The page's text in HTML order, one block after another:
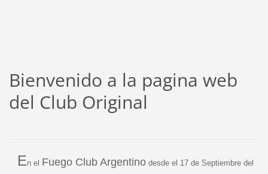
Bienvenido a la pagina web
del Club Original
En el Fuego Club Argentino desde el 17 de Septiembre del